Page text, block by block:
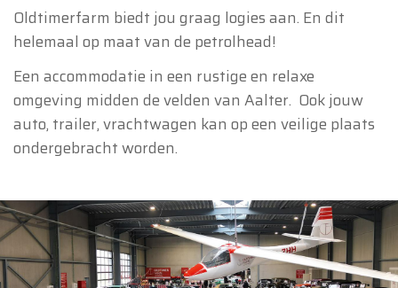
Oldtimerfarm biedt jou graag logies aan. En dit
helemaal op maat van de petrolhead!
Een accommodatie in een rustige en relaxe
omgeving midden de velden van Aalter. Ook jouw
auto, trailer, vrachtwagen kan op een veilige plaats
ondergebracht worden.